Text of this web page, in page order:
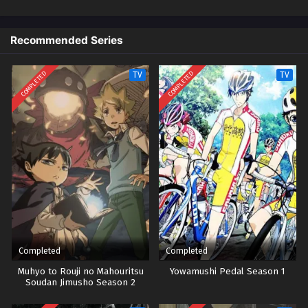
menengah!
Recommended Series
COMPLETED TV
Completed
Muhyo to Rouji no Mahouritsu
Soudan Jimusho Season 2
COMPLETED TV
Completed
Yowamushi Pedal Season 1